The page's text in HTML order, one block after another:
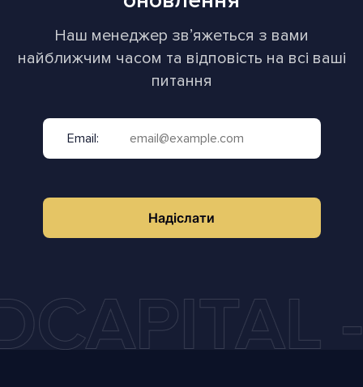
Наш менеджер звʼяжеться з вами
найближчим часом та відповість на всі ваші
питання
Email:
Надіслати